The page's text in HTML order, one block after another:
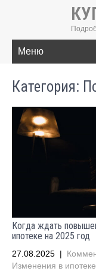
Меню
Категория:
Когда ждать
ипотеке на 2025 год
27.08.2025 |
Изменения в ипотеке